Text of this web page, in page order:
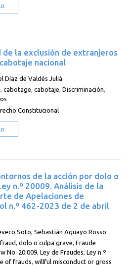
de la exclusión de extranjeros
nacional
Díaz de Valdés Juliá
,cabotage,cabotaje,Discriminación,
Constitucional
de la acción por dolo o
n.º 20009. Análisis de la
de Apelaciones de
n.º 462-2023 de 2 de abril
Soto,Sebastián Aguayo Rosso
,dolo o culpa grave,Fraude
No. 20.009,Ley de Fraudes,Ley n.º
of frauds,willful misconduct or gross